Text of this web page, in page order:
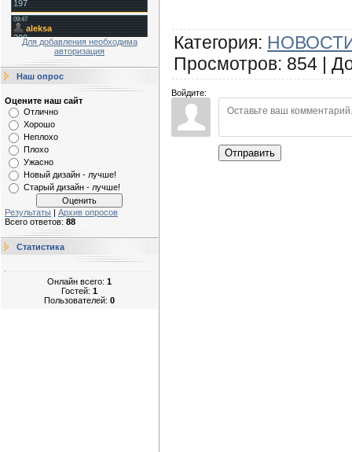
Для добавления необходима
авторизация
Наш опрос
Оцените наш сайт
Отлично
Хорошо
Неплохо
Плохо
Ужасно
Новый дизайн - лучше!
Старый дизайн - лучше!
Результаты | Архив опросов
Всего ответов: 88
Статистика
Онлайн всего: 1
Гостей: 1
Пользователей: 0
Категория:
Просмотров: 854 |
Войдите:
Отправить